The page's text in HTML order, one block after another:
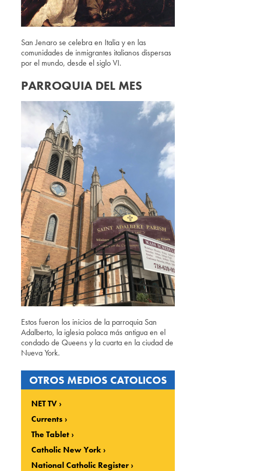
San Jenaro se celebra en Italia y en las
comunidades de inmigrantes italianos dispersas
por el mundo, desde el siglo VI.
PARROQUIA DEL MES
Estos fueron los inicios de la parroquia San
Adalberto, la iglesia polaca más antigua en el
condado de Queens y la cuarta en la ciudad de
Nueva York.
OTROS MEDIOS CATOLICOS
NET TV
Currents
The Tablet
Catholic New York
National Catholic Register